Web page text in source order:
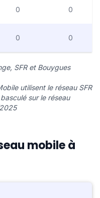
0 0
0 0
SFR et Bouygues
utilisent le réseau SFR
sur le réseau
mobile à